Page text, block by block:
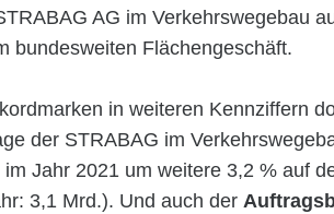
AG im Verkehrswegebau
bundesweiten Flächengeschäft.
in weiteren Kennziffern
der STRABAG im
im Jahr 2021 um weitere 3,2 % auf
3,1 Mrd.). Und auch der